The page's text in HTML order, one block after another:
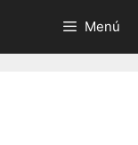
Menú